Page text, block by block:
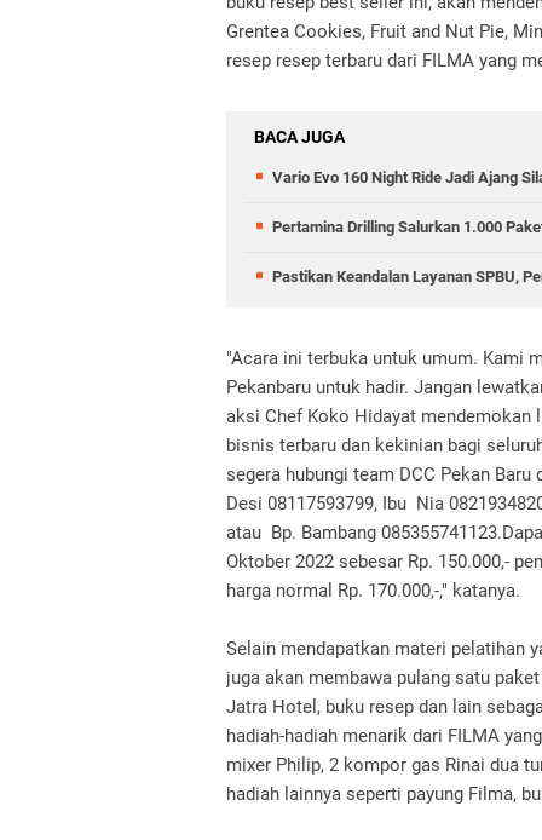
Grentea Cookies, Fruit and Nut Pie,
resep resep terbaru dari FILMA yang
BACA JUGA
Vario Evo 160 Night Ride Jadi Ajang
Pertamina Drilling Salurkan 1.000
Pastikan Keandalan Layanan SPBU,
"Acara ini terbuka untuk umum. Kami
Pekanbaru untuk hadir. Jangan
aksi Chef Koko Hidayat
bisnis terbaru dan kekinian bagi
segera hubungi team DCC Pekan
Desi 08117593799, Ibu Nia
atau Bp. Bambang
Oktober 2022 sebesar Rp. 150.000,-
harga normal Rp. 170.000,-," katanya.
Selain mendapatkan materi pelatihan
juga akan membawa pulang satu
Jatra Hotel, buku resep dan lain
hadiah-hadiah menarik dari FILMA
mixer Philip, 2 kompor gas Rinai dua
hadiah lainnya seperti payung Filma,